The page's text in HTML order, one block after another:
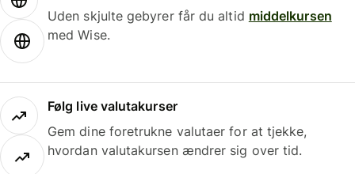
Uden skjulte gebyrer får du altid middelkursen
med Wise.
Følg live valutakurser
Gem dine foretrukne valutaer for at tjekke,
hvordan valutakursen ændrer sig over tid.